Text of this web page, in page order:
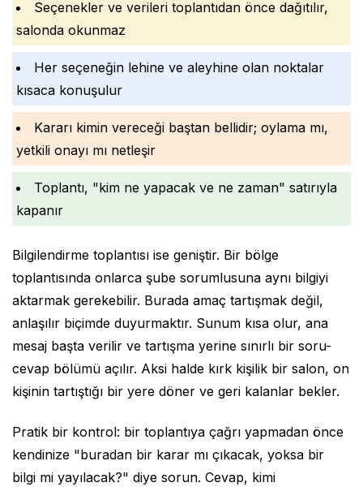
Seçenekler ve verileri toplantıdan önce dağıtılır,
salonda okunmaz
Her seçeneğin lehine ve aleyhine olan noktalar
kısaca konuşulur
Kararı kimin vereceği baştan bellidir; oylama mı,
yetkili onayı mı netleşir
Toplantı, "kim ne yapacak ve ne zaman" satırıyla
kapanır
Bilgilendirme toplantısı ise geniştir. Bir bölge
toplantısında onlarca şube sorumlusuna aynı bilgiyi
aktarmak gerekebilir. Burada amaç tartışmak değil,
anlaşılır biçimde duyurmaktır. Sunum kısa olur, ana
mesaj başta verilir ve tartışma yerine sınırlı bir soru-
cevap bölümü açılır. Aksi halde kırk kişilik bir salon, on
kişinin tartıştığı bir yere döner ve geri kalanlar bekler.
Pratik bir kontrol: bir toplantıya çağrı yapmadan önce
kendinize "buradan bir karar mı çıkacak, yoksa bir
bilgi mi yayılacak?" diye sorun. Cevap, kimi